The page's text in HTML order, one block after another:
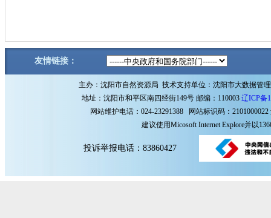
友情链接：
主办：沈阳市自然资源局 技术支持单位：沈阳市大数据管
地址：沈阳市和平区南四经街149号 邮编：110003 辽ICP备
网站维护电话：024-23291388 网站标识码：2101000022
建议使用Micosoft Internet Explore并以
投诉举报电话：83860427